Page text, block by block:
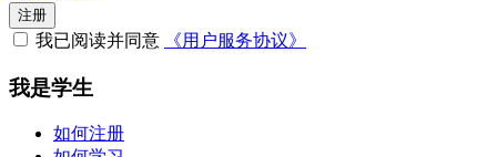
注册
我已阅读并同意 《用户服务协议》
我是学生
如何注册